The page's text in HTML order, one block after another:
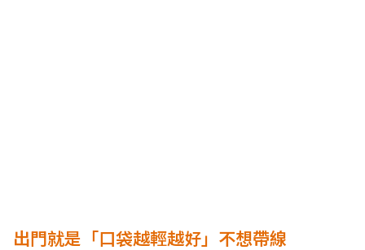
出門就是「口袋越輕越好」不想帶線